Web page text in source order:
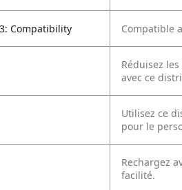
Compatibility Compatible
Réduisez
avec ce
Utilisez ce
pour le
Rechargez
facilité.